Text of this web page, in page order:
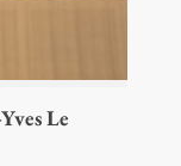
Le